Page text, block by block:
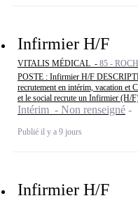
Infirmier H/F
VITALIS MÉDICAL - 85 -
POSTE : Infirmier H/F
recrutement en intérim, vacation et
et le social recrute un Infirmier (H/
Intérim - Non renseigné
Publié il y a 9 jours
Infirmier H/F